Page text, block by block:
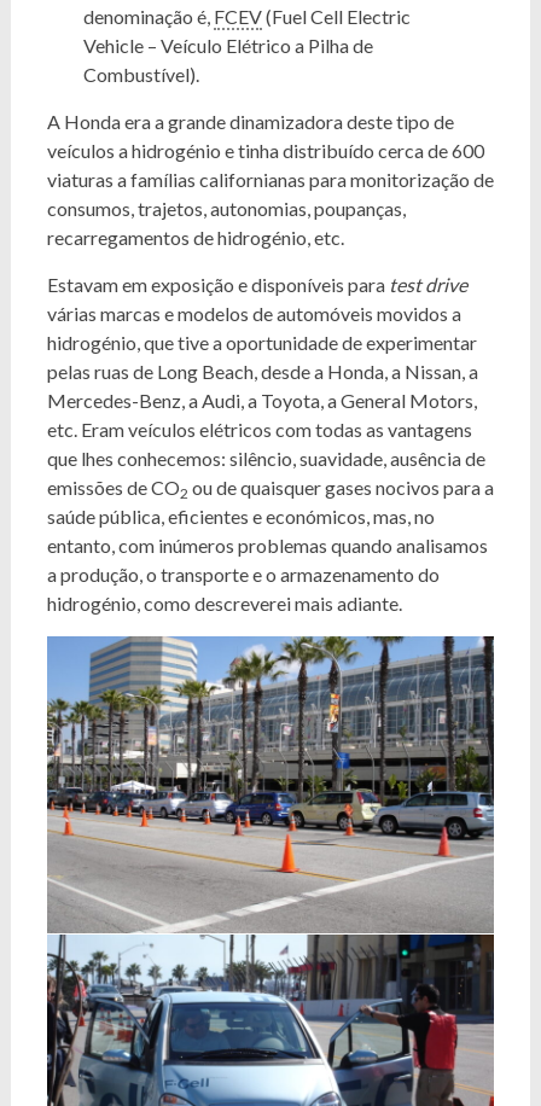
denominação é, FCEV(Fuel Cell Electric
Vehicle – Veículo Elétrico a Pilha de
Combustível).
A Honda era a grande dinamizadora deste tipo de
veículos a hidrogénio e tinha distribuído cerca de 600
viaturas a famílias californianas para monitorização de
consumos, trajetos, autonomias, poupanças,
recarregamentos de hidrogénio, etc.
Estavam em exposição e disponíveis para test drive
várias marcas e modelos de automóveis movidos a
hidrogénio, que tive a oportunidade de experimentar
pelas ruas de Long Beach, desde a Honda, a Nissan, a
Mercedes-Benz, a Audi, a Toyota, a General Motors,
etc. Eram veículos elétricos com todas as vantagens
que lhes conhecemos: silêncio, suavidade, ausência de
emissões de CO2 ou de quaisquer gases nocivos para a
saúde pública, eficientes e económicos, mas, no
entanto, com inúmeros problemas quando analisamos
a produção, o transporte e o armazenamento do
hidrogénio, como descreverei mais adiante.